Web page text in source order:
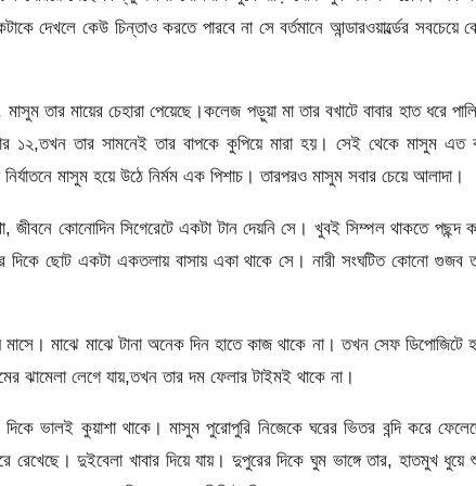
দেখলে কেউ চিন্তাও করতে পারবে না সে বর্তমানে আন্ডারওয়ার্ল্ডের সবচেয়ে
তার মায়ের চেহারা পেয়েছে।কলেজ পড়ুয়া মা তার বখাটে বাবার হাত ধরে
১২,তখন তার সামনেই তার বাপকে কুপিয়ে মারা হয়। সেই থেকে মাসুম এত
মাসুম হয়ে উঠে নির্মম এক পিশাচ। তারপরও মাসুম সবার চেয়ে আলাদা।
কোনোদিন সিগেরেটে একটা টান দেয়নি সে। খুবই সিম্পল থাকতে পছন্দ
দিকে ছোট একটা একতলায় বাসায় একা থাকে সে। নারী সংঘটিত কোনো গুজব
মাসে। মাঝে মাঝে টানা অনেক দিন হাতে কাজ থাকে না। তখন সেফ ডিপোজিটে
ঝামেলা লেগে যায়,তখন তার দম ফেলার টাইমই থাকে না।
ভালই কুয়াশা থাকে। মাসুম পুরোপুরি নিজেকে ঘরের ভিতর বন্দি করে
রেখেছে। দুইবেলা খাবার দিয়ে যায়। দুপুরের দিকে ঘুম ভাঙ্গে তার, হাতমুখ ধুয়ে